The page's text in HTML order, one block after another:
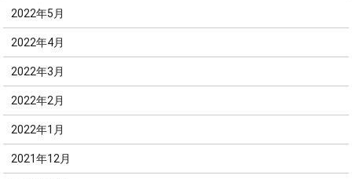
2022年5月
2022年4月
2022年3月
2022年2月
2022年1月
2021年12月